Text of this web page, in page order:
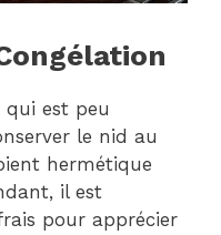
qui est peu
le nid au
hermétique
il est
pour apprécier